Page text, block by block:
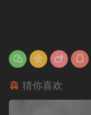
猜你喜欢